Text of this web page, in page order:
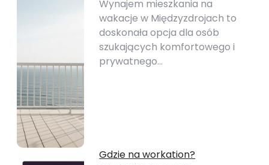
Wynajem mieszkania na
wakacje w Międzyzdrojach to
doskonała opcja dla osób
szukających komfortowego i
prywatnego…
Gdzie na workation?